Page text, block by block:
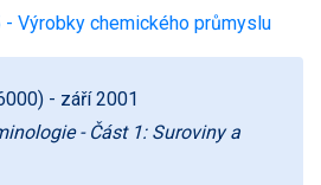
Výrobky chemického průmyslu
- září 2001
- Část 1: Suroviny a